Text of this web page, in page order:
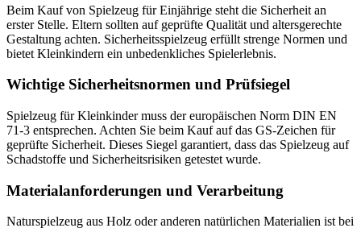
Beim Kauf von Spielzeug für Einjährige steht die Sicherheit an
erster Stelle. Eltern sollten auf geprüfte Qualität und altersgerechte
Gestaltung achten. Sicherheitsspielzeug erfüllt strenge Normen und
bietet Kleinkindern ein unbedenkliches Spielerlebnis.
Wichtige Sicherheitsnormen und Prüfsiegel
Spielzeug für Kleinkinder muss der europäischen Norm DIN EN
71-3 entsprechen. Achten Sie beim Kauf auf das GS-Zeichen für
geprüfte Sicherheit. Dieses Siegel garantiert, dass das Spielzeug auf
Schadstoffe und Sicherheitsrisiken getestet wurde.
Materialanforderungen und Verarbeitung
Naturspielzeug aus Holz oder anderen natürlichen Materialien ist bei